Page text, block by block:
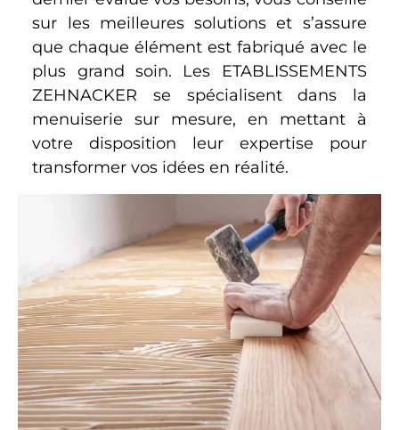
sur les meilleures solutions et s’assure
que chaque élément est fabriqué avec le
plus grand soin. Les ETABLISSEMENTS
ZEHNACKER se spécialisent dans la
menuiserie sur mesure, en mettant à
votre disposition leur expertise pour
transformer vos idées en réalité.